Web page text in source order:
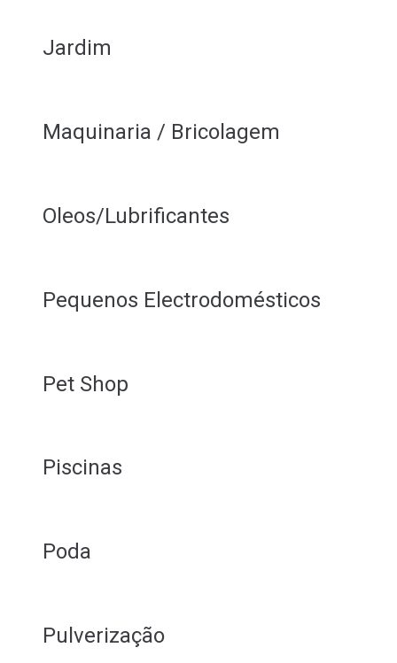
Jardim
Maquinaria / Bricolagem
Oleos/Lubrificantes
Pequenos Electrodomésticos
Pet Shop
Piscinas
Poda
Pulverização